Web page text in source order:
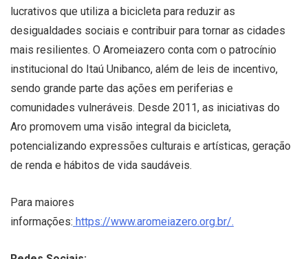
lucrativos que utiliza a bicicleta para reduzir as
desigualdades sociais e contribuir para tornar as cidades
mais resilientes. O Aromeiazero conta com o patrocínio
institucional do Itaú Unibanco, além de leis de incentivo,
sendo grande parte das ações em periferias e
comunidades vulneráveis. Desde 2011, as iniciativas do
Aro promovem uma visão integral da bicicleta,
potencializando expressões culturais e artísticas, geração
de renda e hábitos de vida saudáveis.
Para maiores
informações: https://www.aromeiazero.org.br/.